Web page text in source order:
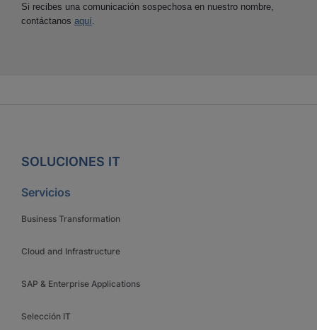
Si recibes una comunicación sospechosa en nuestro nombre,
contáctanos aquí
SOLUCIONES IT
Servicios
Business Transformation
Cloud and Infrastructure
SAP & Enterprise Applications
Selección IT